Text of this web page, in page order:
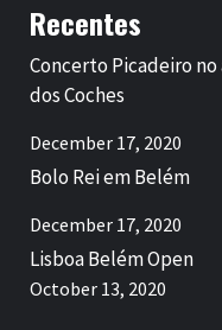
Recentes
Concerto Picadeiro
dos Coches
December 17, 2020
Bolo Rei em Belém
December 17, 2020
Lisboa Belém Open
October 13, 2020